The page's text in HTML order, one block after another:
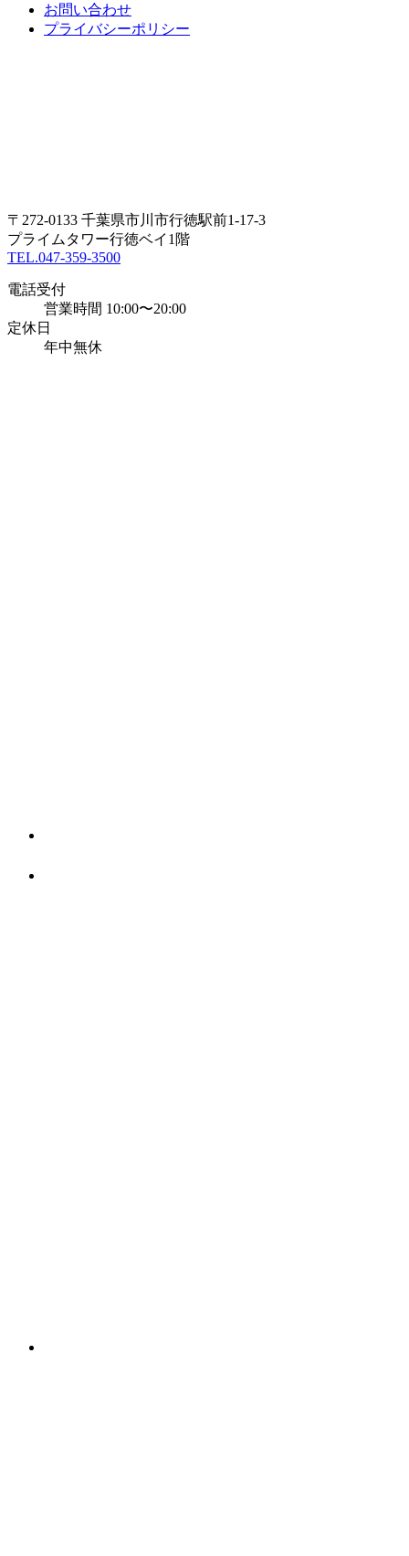
お問い合わせ
プライバシーポリシー
〒272-0133 千葉県市川市行徳駅前1-17-3
プライムタワー行徳ベイ1階
TEL.047-359-3500
電話受付
営業時間 10:00〜20:00
定休日
年中無休